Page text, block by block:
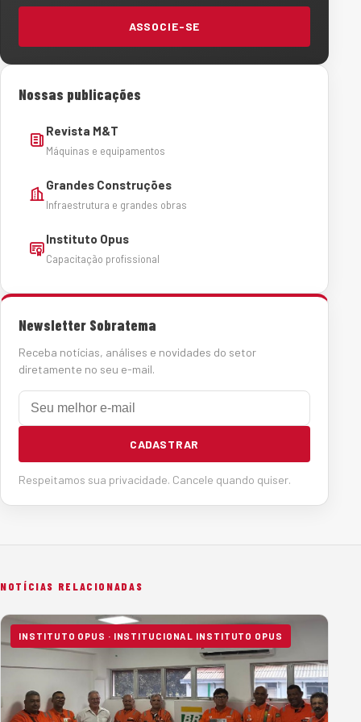
ASSOCIE-SE
Nossas publicações
Revista M&T
Máquinas e equipamentos
Grandes Construções
Infraestrutura e grandes obras
Instituto Opus
Capacitação profissional
Newsletter Sobratema
Receba notícias, análises e novidades do setor
diretamente no seu e-mail.
E-mail
CADASTRAR
Respeitamos sua privacidade. Cancele quando quiser.
NOTÍCIAS RELACIONADAS
INSTITUTO OPUS · INSTITUCIONAL INSTITUTO OPUS